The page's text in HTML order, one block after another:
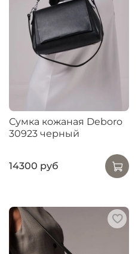
Сумка кожаная Deboro
30923 черный
14300 руб